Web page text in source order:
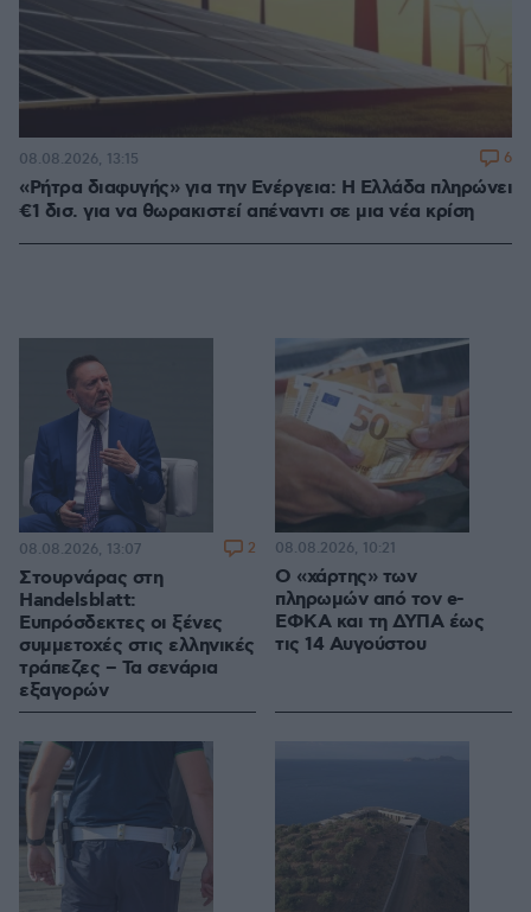
«Ρήτρα διαφυγής» για την Ενέργεια: Η Ελλάδα πληρώνει
€1 δισ. για να θωρακιστεί απέναντι σε μια νέα κρίση
08.08.2026, 13:15 6
Στουρνάρας στη
Handelsblatt:
Ευπρόσδεκτες οι ξένες
συμμετοχές στις ελληνικές
τράπεζες – Τα σενάρια
εξαγορών
08.08.2026, 13:07 2
Ο «χάρτης» των
πληρωμών από τον e-
ΕΦΚΑ και τη ΔΥΠΑ έως
τις 14 Αυγούστου
08.08.2026, 10:21